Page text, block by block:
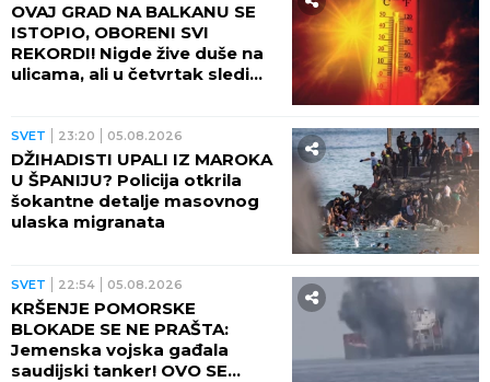
OVAJ GRAD NA BALKANU SE
ISTOPIO, OBORENI SVI
REKORDI! Nigde žive duše na
ulicama, ali u četvrtak sledi
SVET 23:20 05.08.2026
DŽIHADISTI UPALI IZ MAROKA
U ŠPANIJU? Policija otkrila
šokantne detalje masovnog
ulaska migranata
SVET 22:54 05.08.2026
KRŠENJE POMORSKE
BLOKADE SE NE PRAŠTA:
Jemenska vojska gađala
saudijski tanker! OVO SE